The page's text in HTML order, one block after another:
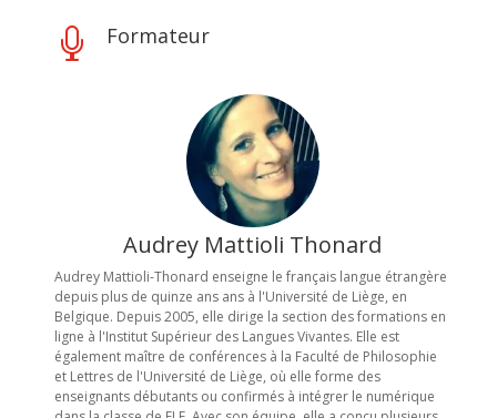
 Formateur
Audrey Mattioli Thonard
Audrey Mattioli-Thonard enseigne le français langue étrangère
depuis plus de quinze ans ans à l'Université de Liège, en
Belgique. Depuis 2005, elle dirige la section des formations en
ligne à l'Institut Supérieur des Langues Vivantes. Elle est
également maître de conférences à la Faculté de Philosophie
et Lettres de l'Université de Liège, où elle forme des
enseignants débutants ou confirmés à intégrer le numérique